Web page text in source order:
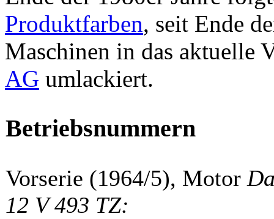
Produktfarben, seit Ende
Maschinen in das aktuelle
AG umlackiert.
Betriebsnummern
Vorserie (1964/5), Motor
12 V 493 TZ: